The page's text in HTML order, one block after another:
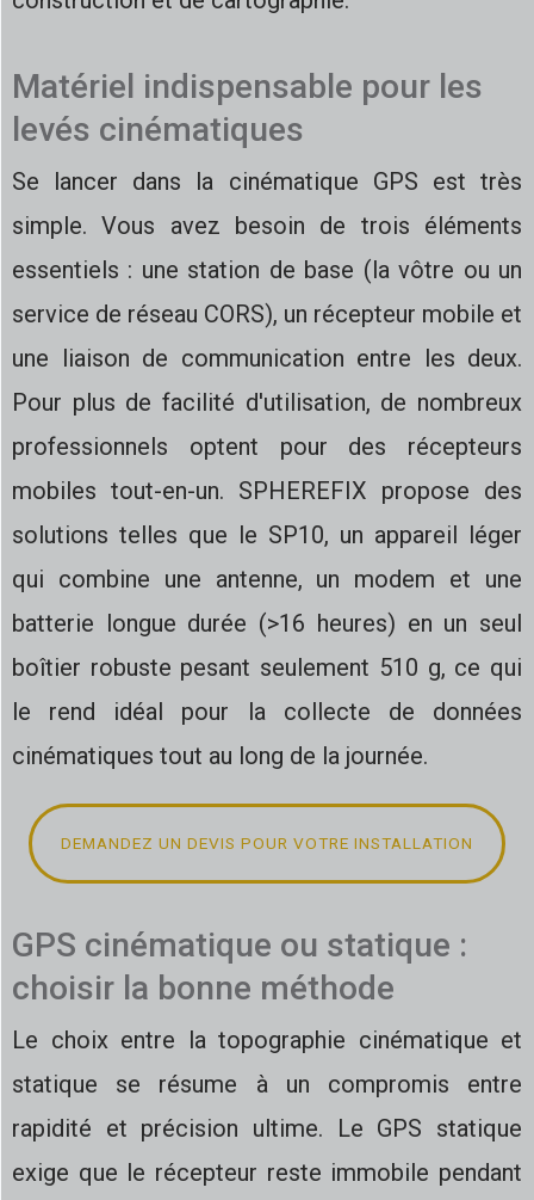
Matériel indispensable pour les
levés cinématiques
Se lancer dans la cinématique GPS est très
simple. Vous avez besoin de trois éléments
essentiels : une station de base (la vôtre ou un
service de réseau CORS), un récepteur mobile et
une liaison de communication entre les deux.
Pour plus de facilité d'utilisation, de nombreux
professionnels optent pour des récepteurs
mobiles tout-en-un. SPHEREFIX propose des
solutions telles que le SP10, un appareil léger
qui combine une antenne, un modem et une
batterie longue durée (>16 heures) en un seul
boîtier robuste pesant seulement 510 g, ce qui
le rend idéal pour la collecte de données
cinématiques tout au long de la journée.
DEMANDEZ UN DEVIS POUR VOTRE INSTALLATION
GPS cinématique ou statique :
choisir la bonne méthode
Le choix entre la topographie cinématique et
statique se résume à un compromis entre
rapidité et précision ultime. Le GPS statique
exige que le récepteur reste immobile pendant